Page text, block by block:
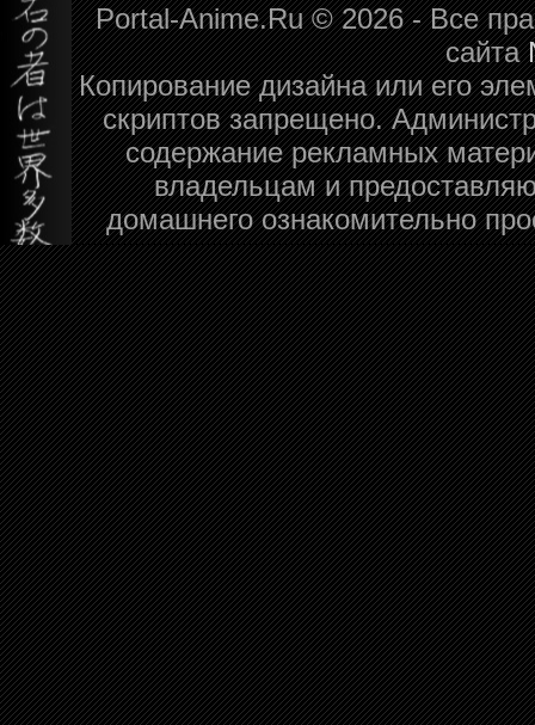
Portal-Anime.Ru © 2026 - Все
сайта
Копирование дизайна или его
скриптов запрещено.
содержание рекламных
владельцам и
домашнего ознакомительно